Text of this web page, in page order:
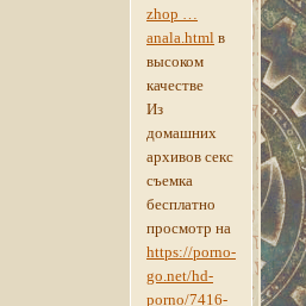
zhop …
anala.html в
высоком
качестве
Из
домашних
архивов секс
съемка
бесплатно
просмотр на
https://porno-
go.net/hd-
porno/7416-